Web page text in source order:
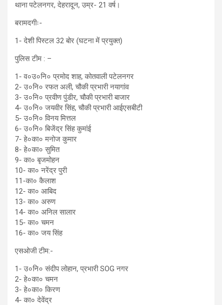
थाना पटेलनगर, देहरादून, उम्र- 21 वर्ष।
बरामदगीः-
1- देशी पिस्टल 32 बोर (घटना में प्रयुक्त)
पुलिस टीम : –
1- व०उ०नि० प्रमोद शाह, कोतवाली पटेलनगर
2- उ०नि० रफत अली, चौकी प्रभारी नयागांव
3- उ०नि० प्रवीण पुंडीर, चौकी प्रभारी बाजार
4- उ०नि० जयवीर सिंह, चौकी प्रभारी आईएसबीटी
5- उ०नि० विनय मित्तल
6- उ०नि० बिजेंद्र सिंह कुमांई
7- हे०का० मनोज कुमार
8- हे०का० सुमित
9- का० बृजमोहन
10- का० नरेंद्र पुरी
11-का० कैलाश
12- का० आबिद
13- का० अरुण
14- का० अनिल सालार
15- का० चमन
16- का० जय सिंह
एसओजी टीम:-
1- उ०नि० संदीप लोहान, प्रभारी SOG नगर
2- हे०का० चमन
3- हे०का० किरण
4- का० देवेंद्र